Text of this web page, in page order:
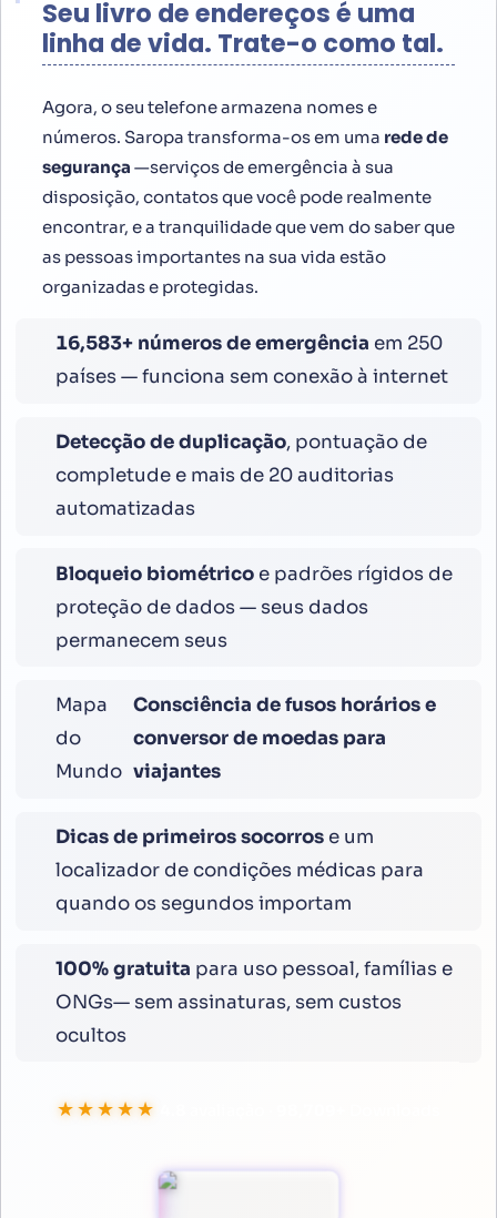
Seu livro de endereços é uma
linha de vida. Trate-o como tal.
Agora, o seu telefone armazena nomes e
números. Saropa transforma-os em uma rede de
segurança —serviços de emergência à sua
disposição, contatos que você pode realmente
encontrar, e a tranquilidade que vem do saber que
as pessoas importantes na sua vida estão
organizadas e protegidas.
16,800+ números de emergência em 250
países — funciona sem conexão à internet
Detecção de duplicação, pontuação de
completude e mais de 20 auditorias
automatizadas
Bloqueio biométricoe padrões rígidos de
proteção de dados — seus dados
permanecem seus
Mapa
do
Mundo
Consciência de fusos horários e
conversor de moedas para
viajantes
Dicas de primeiros socorrose um
localizador de condições médicas para
quando os segundos importam
100% gratuita para uso pessoal, famílias e
ONGs— sem assinaturas, sem custos
ocultos
★★★★★